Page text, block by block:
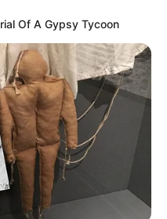
bien informado, por
de Alerta.
Of A Gypsy Tycoon